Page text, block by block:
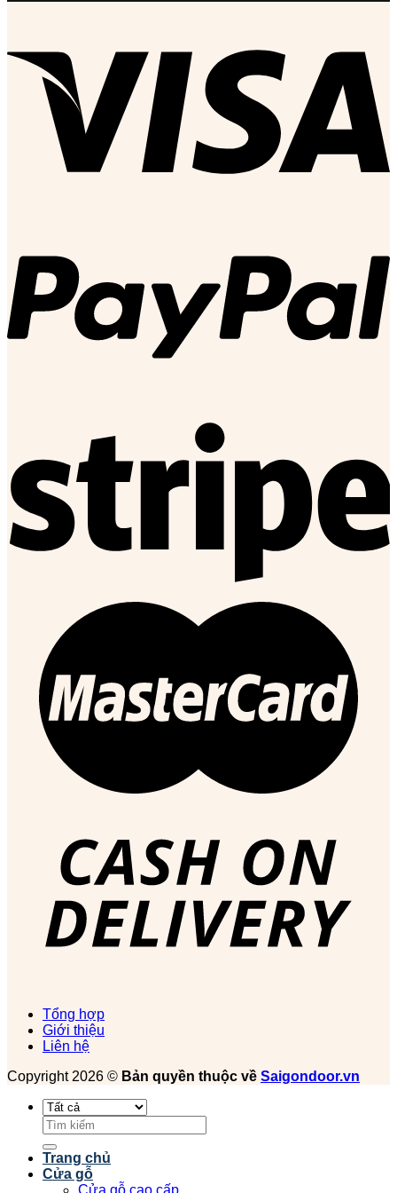
Tổng hợp
Giới thiệu
Liên hệ
Copyright 2026 © Bản quyền thuộc về Saigondoor.vn
Tìm
kiếm:
Trang chủ
Cửa gỗ
Cửa gỗ cao cấp